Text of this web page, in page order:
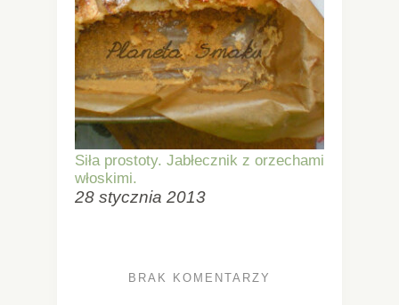
Siła prostoty. Jabłecznik z orzechami
włoskimi.
28 stycznia 2013
BRAK KOMENTARZY